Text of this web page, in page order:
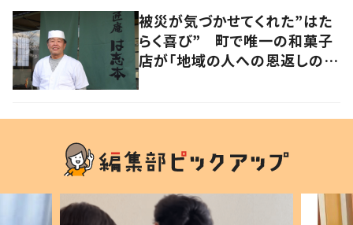
被災が気づかせてくれた”はた
らく喜び” 町で唯一の和菓子
店が「地域の人への恩返しのた